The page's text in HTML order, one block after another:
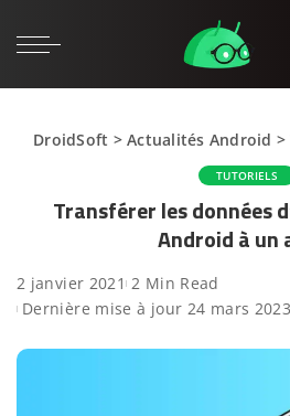
DroidSoft >Actualités Android >
TUTORIELS
Transférer les données
Android à un
2 janvier 2021 2 Min Read
Dernière mise à jour 24 mars 2023